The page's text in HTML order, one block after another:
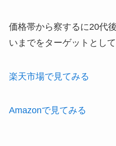
価格帯から察するに20代
いまでをターゲットとし
楽天市場で見てみる
Amazonで見てみる